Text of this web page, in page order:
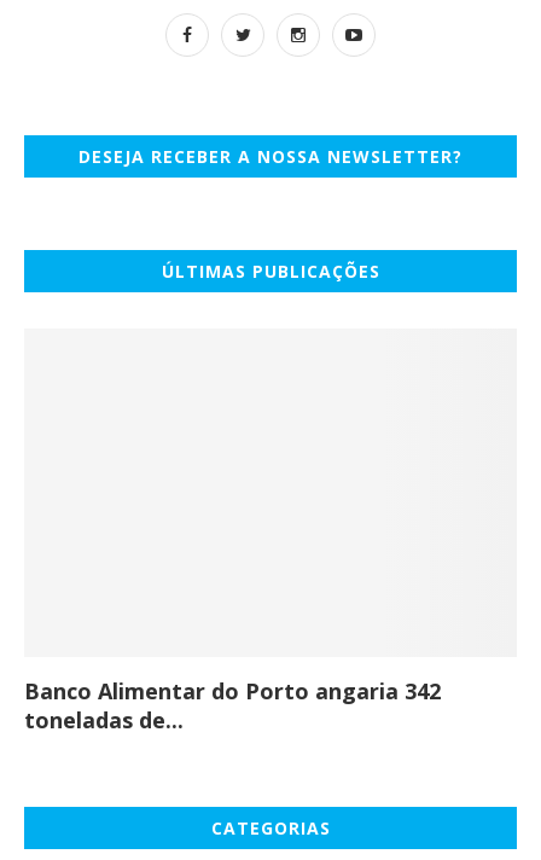
DESEJA RECEBER A NOSSA NEWSLETTER?
ÚLTIMAS PUBLICAÇÕES
Banco Alimentar do Porto angaria 342
toneladas de...
CATEGORIAS